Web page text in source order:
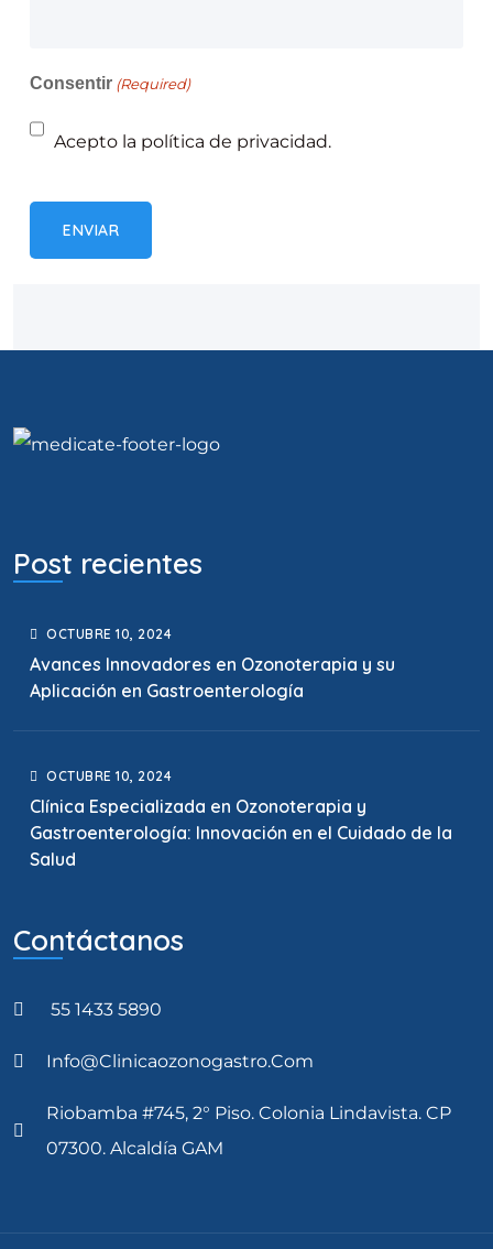
Consentir (Required)
Acepto la política de privacidad.
Post recientes
OCTUBRE10 , 2024
Avances Innovadores en Ozonoterapia y su
Aplicación en Gastroenterología
OCTUBRE10 , 2024
Clínica Especializada en Ozonoterapia y
Gastroenterología: Innovación en el Cuidado de la
Salud
Contáctanos
55 1433 5890
Info@clinicaozonogastro.com
Riobamba #745, 2° Piso. Colonia Lindavista. CP
07300. Alcaldía GAM